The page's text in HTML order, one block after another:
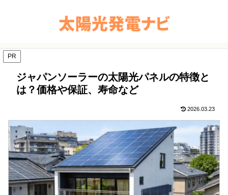
PR
ジャパンソーラーの太陽光パネルの特徴と
は？価格や保証、寿命など
2026.03.23